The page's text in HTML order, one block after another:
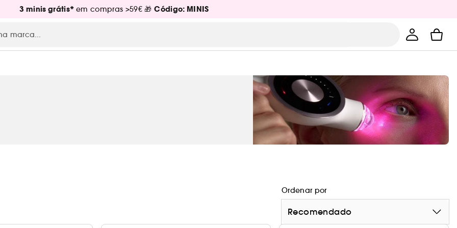
3 minis grátis* em compras >59€ 🎁Código: MINIS
Ordenar por
Recomendado